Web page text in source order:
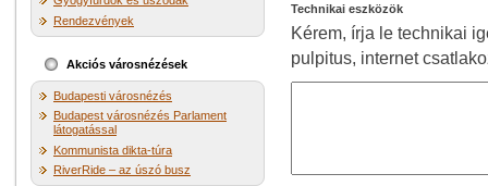
Rendezvények
Akciós városnézések
Budapesti városnézés
Budapest városnézés Parlament
látogatással
Kommunista dikta-túra
RiverRide – az úszó busz
Technikai eszközök
Kérem, írja le technikai
pulpitus, internet